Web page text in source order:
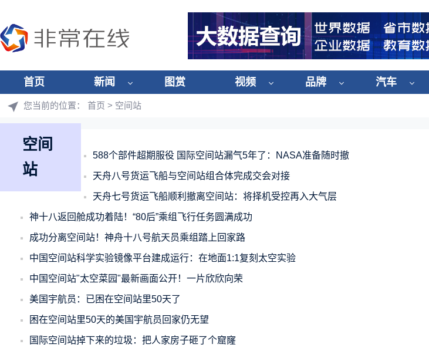
首页 新闻 图赏 视频 品牌 汽车
您当前的位置： 首页 > 空间站
空间
站
588个部件超期服役 国际空间站漏气5年了：NASA准备随时撤
天舟八号货运飞船与空间站组合体完成交会对接
天舟七号货运飞船顺利撤离空间站：将择机受控再入大气层
神十八返回舱成功着陆！“80后”乘组飞行任务圆满成功
成功分离空间站！神舟十八号航天员乘组踏上回家路
中国空间站科学实验镜像平台建成运行：在地面1:1复刻太空实验
中国空间站"太空菜园"最新画面公开！一片欣欣向荣
美国宇航员：已困在空间站里50天了
困在空间站里50天的美国宇航员回家仍无望
国际空间站掉下来的垃圾：把人家房子砸了个窟窿